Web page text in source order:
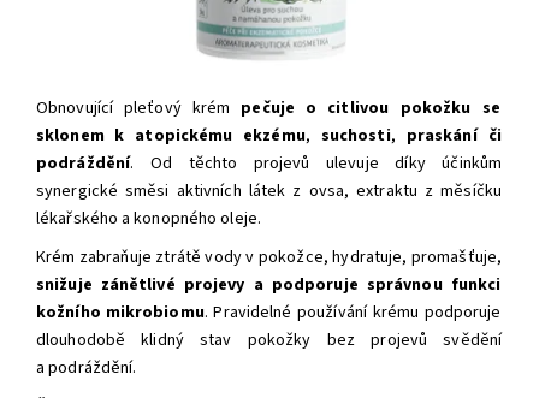
Obnovující pleťový krém pečuje o citlivou pokožku se
sklonem k atopickému ekzému, suchosti, praskání či
podráždění. Od těchto projevů ulevuje díky účinkům
synergické směsi aktivních látek z ovsa, extraktu z měsíčku
lékařského a konopného oleje.
Krém zabraňuje ztrátě vody v pokožce, hydratuje, promašťuje,
snižuje zánětlivé projevy a podporuje správnou funkci
kožního mikrobiomu. Pravidelné používání krému podporuje
dlouhodobě klidný stav pokožky bez projevů svědění
a podráždění.